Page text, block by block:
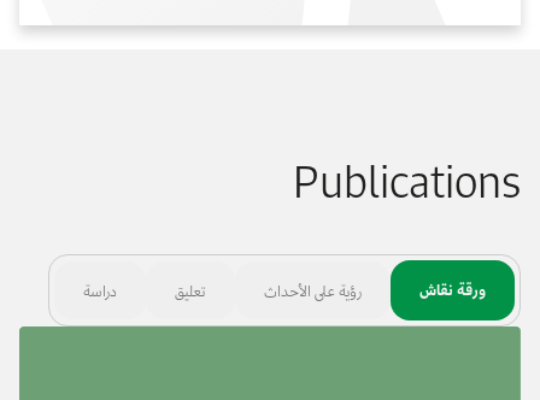
Publications
ورقة نقاش رؤية على الأحداث تعليق دراسة